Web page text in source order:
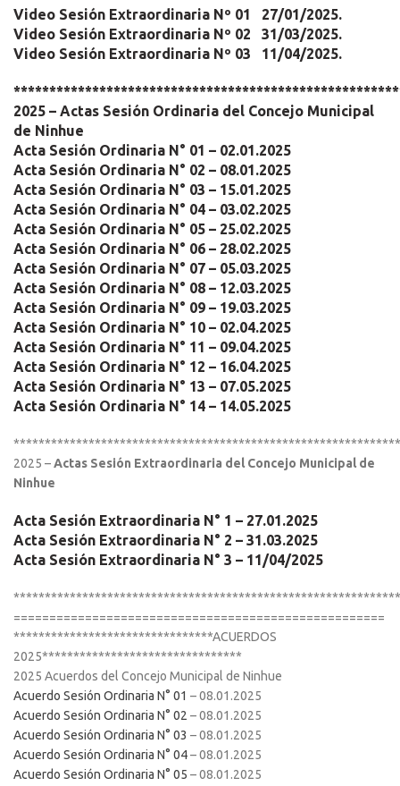
Video Sesión Extraordinaria Nº 01
27/01/2025.
Video Sesión Extraordinaria Nº 02 31/03/2025.
Video Sesión Extraordinaria Nº 03 11/04/2025.
2025 – Actas Sesión Ordinaria del Concejo Municipal
de Ninhue
Acta Sesión Ordinaria N° 01 – 02.01.2025
Acta Sesión Ordinaria N° 02 – 08.01.2025
Acta Sesión Ordinaria N° 03 – 15.01.2025
Acta Sesión Ordinaria N° 04 – 03.02.2025
Acta Sesión Ordinaria N° 05 – 25.02.2025
Acta Sesión Ordinaria N° 06 – 28.02.2025
Acta Sesión Ordinaria N° 07 – 05.03.2025
Acta Sesión Ordinaria N° 08 – 12.03.2025
Acta Sesión Ordinaria N° 09 – 19.03.2025
Acta Sesión Ordinaria N° 10 – 02.04.2025
Acta Sesión Ordinaria N° 11 – 09.04.2025
Acta Sesión Ordinaria N° 12 – 16.04.2025
Acta Sesión Ordinaria N° 13 – 07.05.2025
Acta Sesión Ordinaria N° 14 – 14.05.2025
2025 –Actas Sesión Extraordinaria del Concejo Municipal de
Ninhue
Acta Sesión Extraordinaria N° 1 – 27.01.2025
Acta Sesión Extraordinaria N° 2 – 31.03.2025
Acta Sesión Extraordinaria N° 3 – 11/04/2025
====================================================
********************************ACUERDOS
2025********************************
2025 Acuerdos del Concejo Municipal de Ninhue
Acuerdo Sesión Ordinaria N° 01 – 08.01.2025
Acuerdo Sesión Ordinaria N° 02 – 08.01.2025
Acuerdo Sesión Ordinaria N° 03 – 08.01.2025
Acuerdo Sesión Ordinaria N° 04– 08.01.2025
Acuerdo Sesión Ordinaria N° 05 – 08.01.2025